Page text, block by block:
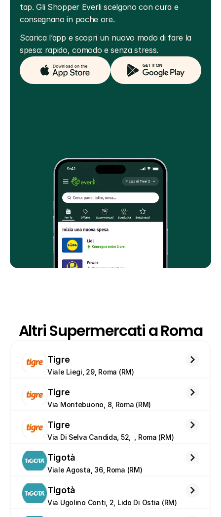
tap. Gli Shopper Everli scelgono con cura e
consegnano in poche ore.
Scarica l’app e scopri un nuovo modo di fare la
spesa: rapido, comodo e senza stress.
Altri Supermercati a Roma
Tigre
Viale Liegi, 29, Roma (RM)
Tigre
Via Montebuono, 8, Roma (RM)
Tigre
Via Di Selva Candida, 52,  , Roma (RM)
Tigotà
Viale Agosta, 36, Roma (RM)
Tigotà
Via Ugolino Conti, 2, Lido Di Ostia (RM)